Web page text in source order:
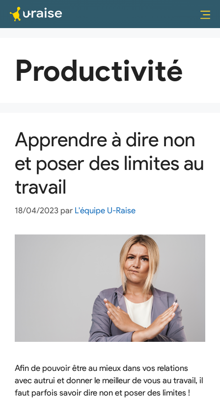
Productivité
Apprendre à dire non
et poser des limites au
travail
18/04/2023 par L'équipe U-Raise
Afin de pouvoir être au mieux dans vos relations
avec autrui et donner le meilleur de vous au travail, il
faut parfois savoir dire non et poser des limites !